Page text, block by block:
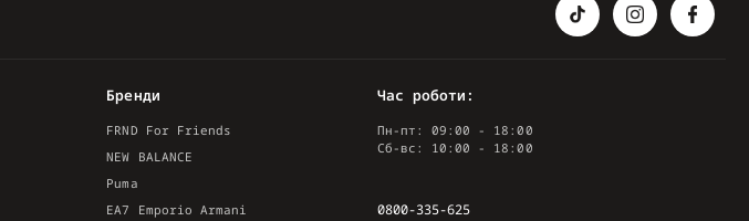
Бренди
FRND For Friends
NEW BALANCE
Puma
EA7 Emporio Armani
Час роботи:
Пн-пт: 09:00 - 18:00
Сб-вс: 10:00 - 18:00
0800-335-625